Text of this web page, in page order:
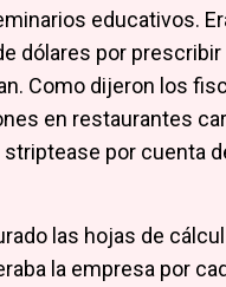
educativos.
dólares por
Como dijeron los
en restaurantes
por cuenta
las hojas de
la empresa por